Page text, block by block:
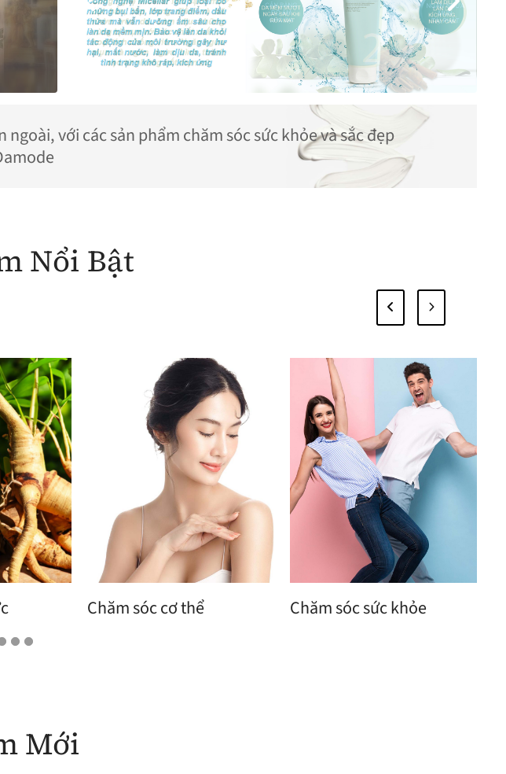
với các sản phẩm chăm sóc sức khỏe và sắc đẹp
Nổi Bật
Chăm sóc cơ thể Chăm sóc sức khỏe
Mới